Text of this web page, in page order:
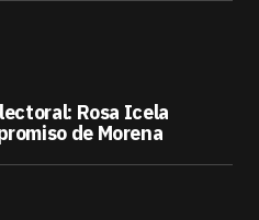
Rosa Icela
de Morena